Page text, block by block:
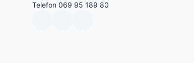
Telefon 069 95 189 80